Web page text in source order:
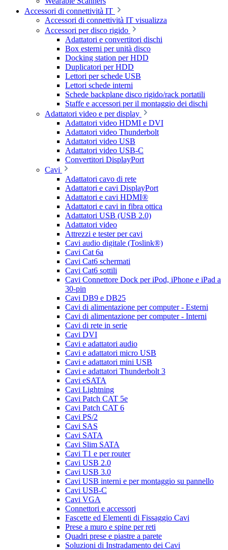
Accessori di connettività IT
Accessori di connettività IT visualizza
Accessori per disco rigido
Adattatori e convertitori dischi
Box esterni per unità disco
Docking station per HDD
Duplicatori per HDD
Lettori per schede USB
Lettori schede interni
Schede backplane disco rigido/rack portatili
Staffe e accessori per il montaggio dei dischi
Adattatori video e per display
Adattatori video HDMI e DVI
Adattatori video Thunderbolt
Adattatori video USB
Adattatori video USB-C
Convertitori DisplayPort
Cavi
Adattatori cavo di rete
Adattatori e cavi DisplayPort
Adattatori e cavi HDMI®
Adattatori e cavi in fibra ottica
Adattatori USB (USB 2.0)
Adattatori video
Attrezzi e tester per cavi
Cavi audio digitale (Toslink®)
Cavi Cat 6a
Cavi Cat6 schermati
Cavi Cat6 sottili
Cavi Connettore Dock per iPod, iPhone e iPad a
30-pin
Cavi DB9 e DB25
Cavi di alimentazione per computer - Esterni
Cavi di alimentazione per computer - Interni
Cavi di rete in serie
Cavi DVI
Cavi e adattatori audio
Cavi e adattatori micro USB
Cavi e adattatori mini USB
Cavi e adattatori Thunderbolt 3
Cavi eSATA
Cavi Lightning
Cavi Patch CAT 5e
Cavi Patch CAT 6
Cavi PS/2
Cavi SAS
Cavi SATA
Cavi Slim SATA
Cavi T1 e per router
Cavi USB 2.0
Cavi USB 3.0
Cavi USB interni e per montaggio su pannello
Cavi USB-C
Cavi VGA
Connettori e accessori
Fascette ed Elementi di Fissaggio Cavi
Prese a muro e spine per reti
Quadri prese e piastre a parete
Soluzioni di Instradamento dei Cavi